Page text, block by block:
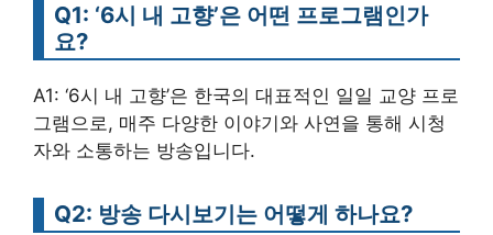
Q1: ‘6시 내 고향’은 어떤 프로그램인가
요?
A1: ‘6시 내 고향’은 한국의 대표적인 일일 교양 프로
그램으로, 매주 다양한 이야기와 사연을 통해 시청
자와 소통하는 방송입니다.
Q2: 방송 다시보기는 어떻게 하나요?